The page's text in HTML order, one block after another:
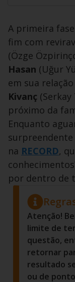
A primeira
fim com
(Özge
Hasan (Uğur
em sua
Kivanç
próximo da
Enquanto
na RECORD,
por dentro de
Atenção!
limite de
questão,
retornar
resultado
ou de